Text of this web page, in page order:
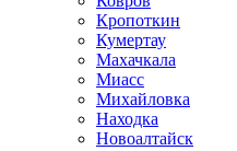
Кропоткин
Кумертау
Махачкала
Миасс
Михайловка
Находка
Новоалтайск